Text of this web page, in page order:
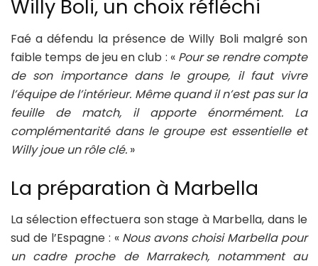
Willy Boli, un choix réfléchi
Faé a défendu la présence de Willy Boli malgré son
faible temps de jeu en club : « Pour se rendre compte
de son importance dans le groupe, il faut vivre
l’équipe de l’intérieur. Même quand il n’est pas sur la
feuille de match, il apporte énormément. La
complémentarité dans le groupe est essentielle et
Willy joue un rôle clé. »
La préparation à Marbella
La sélection effectuera son stage à Marbella, dans le
sud de l’Espagne : « Nous avons choisi Marbella pour
un cadre proche de Marrakech, notamment au